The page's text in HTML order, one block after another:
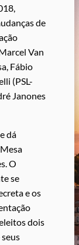
de
Van
Fábio
(PSL-
Janones
dá
O
se
e os
dois